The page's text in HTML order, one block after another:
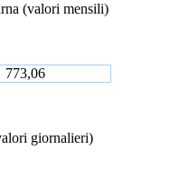
(valori mensili)
773,06
giornalieri)